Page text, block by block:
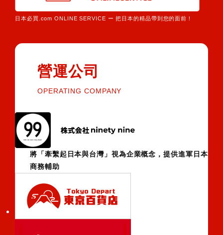
日本必買.com ONLINE SERVICE ー 把日本的精品帶到您的面前！
營運公司
OPERATING COMPANY
將「牽繫起日本與台灣」視為企業概念，提供進軍日本
商務輔助